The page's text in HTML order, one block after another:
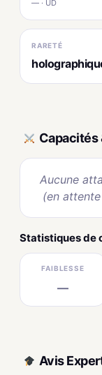
— · UD
RARETÉ
Capacités
Aucune
(en
Statistiques de
FAIBLESSE
—
Avis